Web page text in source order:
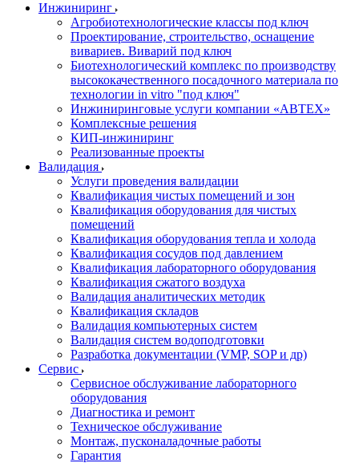
Инжиниринг
Агробиотехнологические классы под ключ
Проектирование, строительство, оснащение
вивариев. Виварий под ключ
Биотехнологический комплекс по производству
высококачественного посадочного материала по
технологии in vitro "под ключ"
Инжиниринговые услуги компании «АВТЕХ»
Комплексные решения
КИП-инжиниринг
Реализованные проекты
Валидация
Услуги проведения валидации
Квалификация чистых помещений и зон
Квалификация оборудования для чистых
помещений
Квалификация оборудования тепла и холода
Квалификация сосудов под давлением
Квалификация лабораторного оборудования
Квалификация сжатого воздуха
Валидация аналитических методик
Квалификация складов
Валидация компьютерных систем
Валидация систем водоподготовки
Разработка документации (VMP, SOP и др)
Cервис
Сервисное обслуживание лабораторного
оборудования
Диагностика и ремонт
Техническое обслуживание
Монтаж, пусконаладочные работы
Гарантия